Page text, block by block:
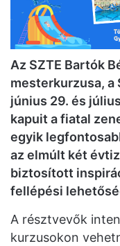
Az SZTE Bartók
mesterkurzusa, a
június 29. és
kapuit a fiatal
egyik
az elmúlt két
biztosított
fellépési
A résztvevők
kurzusokon